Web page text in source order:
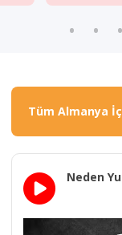
Tüm Almanya
Neden